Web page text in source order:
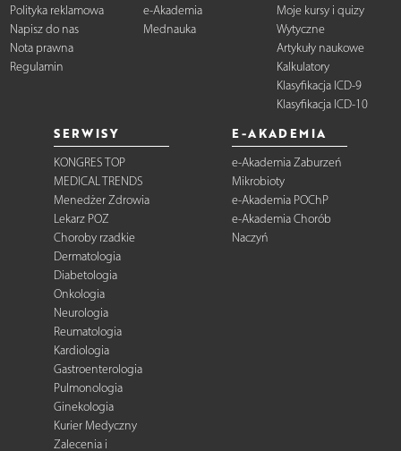
Polityka reklamowa
Napisz do nas
Nota prawna
Regulamin
e-Akademia
Mednauka
Moje kursy i quizy
Wytyczne
Artykuły naukowe
Kalkulatory
Klasyfikacja ICD-9
Klasyfikacja ICD-10
SERWISY
KONGRES TOP
MEDICAL TRENDS
Menedżer Zdrowia
Lekarz POZ
Choroby rzadkie
Dermatologia
Diabetologia
Onkologia
Neurologia
Reumatologia
Kardiologia
Gastroenterologia
Pulmonologia
Ginekologia
Kurier Medyczny
Zalecenia i
E-AKADEMIA
e-Akademia Zaburzeń
Mikrobioty
e-Akademia POChP
e-Akademia Chorób
Naczyń